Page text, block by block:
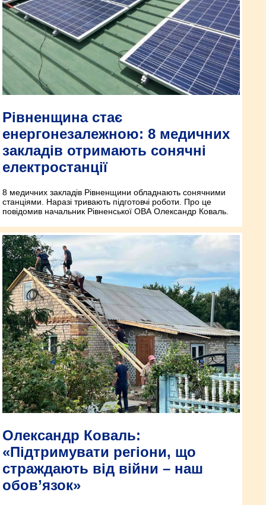
Рівненщина стає
енергонезалежною: 8 медичних
закладів отримають сонячні
електростанції
8 медичних закладів Рівненщини обладнають сонячними
станціями. Наразі тривають підготовчі роботи. Про це
повідомив начальник Рівненської ОВА Олександр Коваль.
Олександр Коваль:
«Підтримувати регіони, що
страждають від війни – наш
обов’язок»